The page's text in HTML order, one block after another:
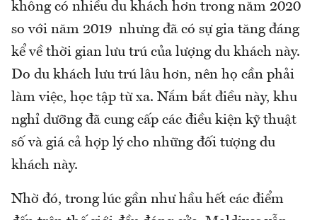
không có nhiều du khách hơn trong năm 2020
so với năm 2019 nhưng đã có sự gia tăng đáng
kể về thời gian lưu trú của lượng du khách này.
Do du khách lưu trú lâu hơn, nên họ cần phải
làm việc, học tập từ xa. Nắm bắt điều này, khu
nghỉ dưỡng đã cung cấp các điều kiện kỹ thuật
số và giá cả hợp lý cho những đối tượng du
khách này.
Nhờ đó, trong lúc gần như hầu hết các điểm